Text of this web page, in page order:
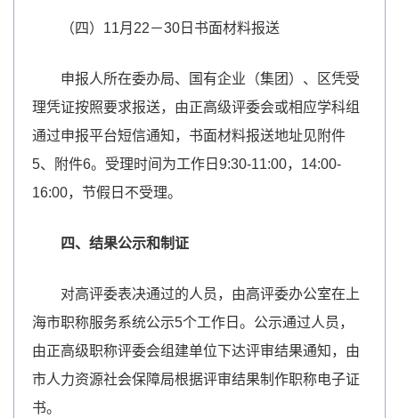
（四）11月22－30日书面材料报送
申报人所在委办局、国有企业（集团）、区凭受
理凭证按照要求报送，由正高级评委会或相应学科组
通过申报平台短信通知，书面材料报送地址见附件
5、附件6。受理时间为工作日9:30-11:00，14:00-
16:00，节假日不受理。
四、结果公示和制证
对高评委表决通过的人员，由高评委办公室在上
海市职称服务系统公示5个工作日。公示通过人员，
由正高级职称评委会组建单位下达评审结果通知，由
市人力资源社会保障局根据评审结果制作职称电子证
书。